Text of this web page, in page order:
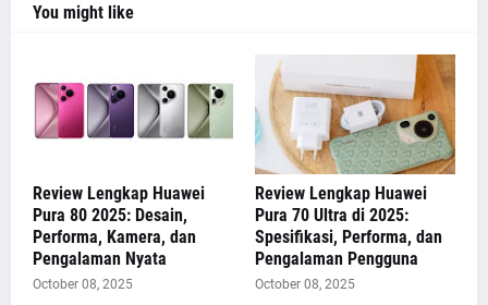
You might like
Review Lengkap Huawei
Pura 80 2025: Desain,
Performa, Kamera, dan
Pengalaman Nyata
October 08, 2025
Review Lengkap Huawei
Pura 70 Ultra di 2025:
Spesifikasi, Performa, dan
Pengalaman Pengguna
October 08, 2025